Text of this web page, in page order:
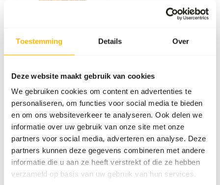
Toestemming Details Over
Deze website maakt gebruik van cookies
We gebruiken cookies om content en advertenties te
personaliseren, om functies voor social media te bieden
en om ons websiteverkeer te analyseren. Ook delen we
informatie over uw gebruik van onze site met onze
partners voor social media, adverteren en analyse. Deze
partners kunnen deze gegevens combineren met andere
informatie die u aan ze heeft verstrekt of die ze hebben
verzameld op basis van uw gebruik van hun services.
WES Enterprises
Bekijk producten
Onze merken
Er is niet één merk dat het beste voer biedt voor
alle dieren. Daarom werken we samen met meerdere
gevestigde merken van over de hele wereld. Door
zorgvuldig te selecteren op kwaliteit, expertise,
vakmanschap en betrouwbaarheid, hebben we een
uniek assortiment samengesteld. Elk van deze